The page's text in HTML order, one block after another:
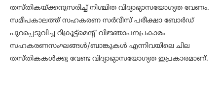
തസ്തികയ്ക്കനുസരിച്ച് നിശ്ചിത വിദ്യാഭ്യാസയോഗ്യത വേണം.
സമീപകാലത്ത് സഹകരണ സര്‍വീസ് പരീക്ഷാ ബോര്‍ഡ്
പുറപ്പെടുവിച്ച റിക്രൂട്ട്‌മെന്റ് വിജ്ഞാപനപ്രകാരം
സഹകരണസംഘങ്ങള്‍/ബാങ്കുകള്‍ എന്നിവയിലെ ചില
തസ്തികകള്‍ക്കു വേണ്ട വിദ്യാഭ്യാസയോഗ്യത ഇപ്രകാരമാണ്.